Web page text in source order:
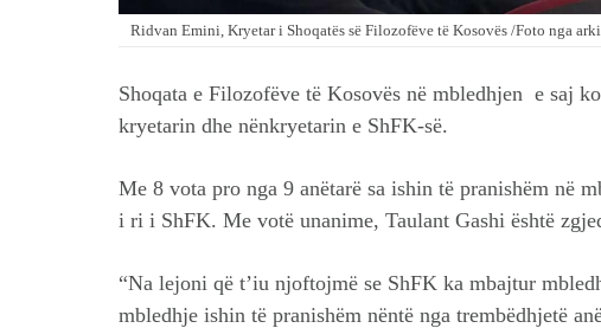
Ridvan Emini, Kryetar i Shoqatës së Filozofëve të Kosovës /Foto nga
Shoqata e Filozofëve të Kosovës në mbledhjen e saj
kryetarin dhe nënkryetarin e ShFK-së.
Me 8 vota pro nga 9 anëtarë sa ishin të pranishëm në
i ri i ShFK. Me votë unanime, Taulant Gashi është
“Na lejoni që t’iu njoftojmë se ShFK ka mbajtur
mbledhje ishin të pranishëm nëntë nga trembëdhjetë